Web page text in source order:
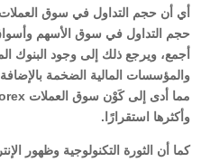
حجم التداول في سوق الأسهم وأسواق
أجمع، ويرجع ذلك إلى وجود البنوك
والمؤسسات المالية الضخمة بالإضافة
وأكثرها استقرارًا.
كما أن الثورة التكنولوجية وظهور